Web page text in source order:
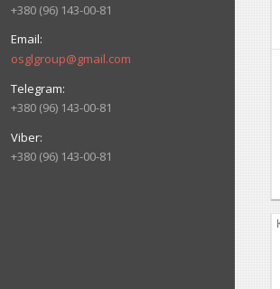
+380 (96) 143-00-81
osglgroup@gmail.com
+380 (96) 143-00-81
+380 (96) 143-00-81